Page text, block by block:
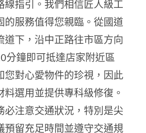
線指引。我們相信匠人級工
的服務值得您親臨。從國道
道下，沿中正路往市區方向
分鐘即可抵達店家附近區
您對心愛物件的珍視，因此
料選用並提供專科級修復。
必注意交通狀況，特別是尖
預留充足時間並遵守交通規